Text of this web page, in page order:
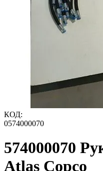
КОД:
0574000070
574000070
Atlas Copco